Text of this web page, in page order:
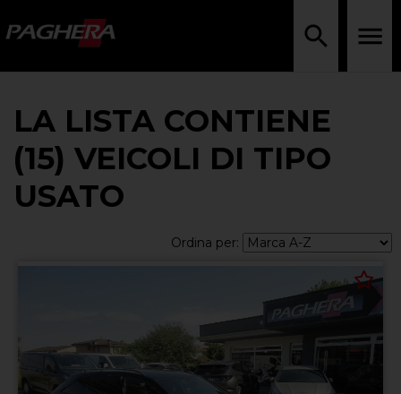
LA LISTA CONTIENE
(15) VEICOLI DI TIPO
USATO
Ordina per: